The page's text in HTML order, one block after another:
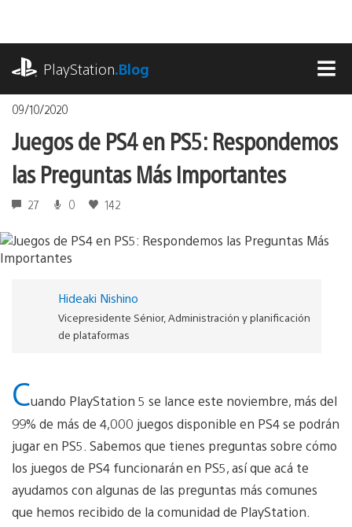
contenido
PlayStation.Blog
09/10/2020
Juegos de PS4 en PS5: Respondemos
las Preguntas Más Importantes
27 0 142
Hideaki Nishino
Vicepresidente Sénior, Administración y planificación
de plataformas
Cuando PlayStation 5 se lance este noviembre, más del
99% de más de 4,000 juegos disponible en PS4 se podrán
jugar en PS5. Sabemos que tienes preguntas sobre cómo
los juegos de PS4 funcionarán en PS5, así que acá te
ayudamos con algunas de las preguntas más comunes
que hemos recibido de la comunidad de PlayStation.